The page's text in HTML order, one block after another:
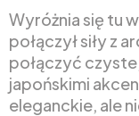
Wyróżnia się tu
połączył siły z
połączyć
japońskimi
eleganckie, ale